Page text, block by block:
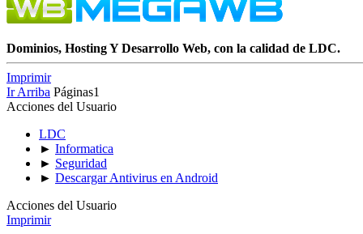
Dominios, Hosting Y Desarrollo Web, con la calidad de LDC.
Imprimir
Ir Arriba Páginas1
Acciones del Usuario
LDC
► Informatica
► Seguridad
► Descargar Antivirus en Android
Acciones del Usuario
Imprimir